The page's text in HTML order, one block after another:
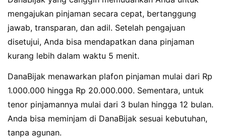
mengajukan pinjaman secara cepat, bertanggung
jawab, transparan, dan adil. Setelah pengajuan
disetujui, Anda bisa mendapatkan dana pinjaman
kurang lebih dalam waktu 5 menit.
DanaBijak menawarkan plafon pinjaman mulai dari Rp
1.000.000 hingga Rp 20.000.000. Sementara, untuk
tenor pinjamannya mulai dari 3 bulan hingga 12 bulan.
Anda bisa meminjam di DanaBijak sesuai kebutuhan,
tanpa agunan.